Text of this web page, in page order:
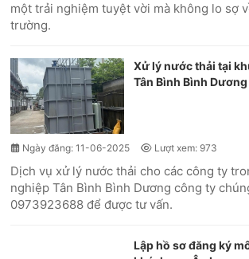
một trải nghiệm tuyệt vời mà không lo sợ
trường.
Xử lý nước thải tại
Tân Bình Bình Dương
Ngày đăng: 11-06-2025 Lượt xem: 973
Dịch vụ xử lý nước thải cho các công ty
nghiệp Tân Bình Bình Dương công ty
0973923688 để được tư vấn.
Lập hồ sơ đăng ký